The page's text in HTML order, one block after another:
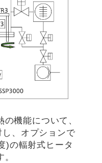
機能について、
、オプションで
)の輻射式ヒータ